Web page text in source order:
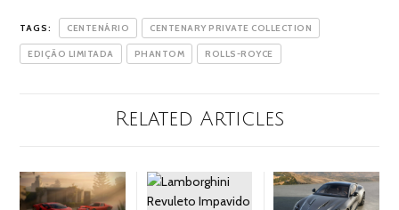
TAGS: CENTENÁRIO CENTENARY PRIVATE COLLECTION
EDIÇÃO LIMITADA PHANTOM ROLLS-ROYCE
Related Articles